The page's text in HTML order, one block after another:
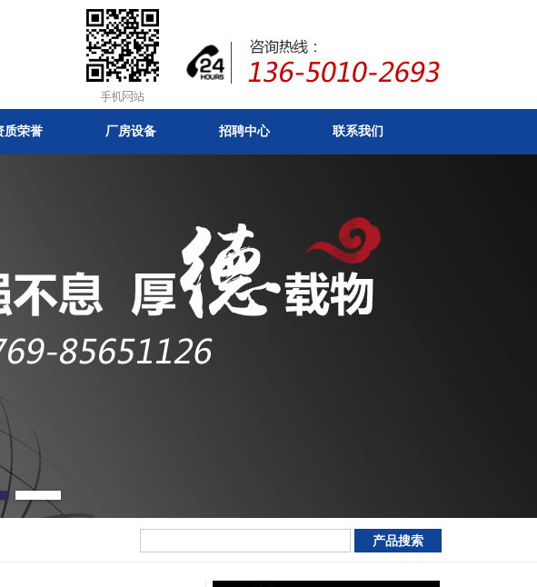
质荣誉 厂房设备 招聘中心 联系我们